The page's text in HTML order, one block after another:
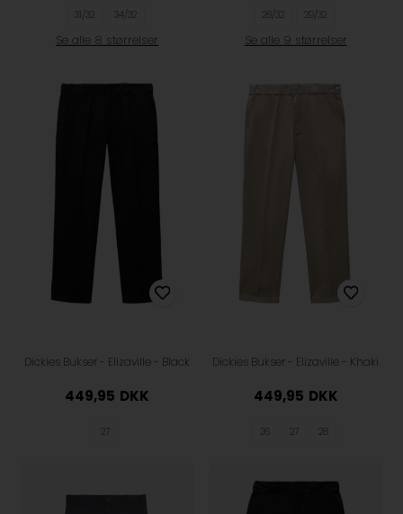
31/32 34/32
Se alle 8 størrelser
28/32 29/32
Se alle 9 størrelser
Dickies Bukser - Elizaville - Black
449,95 DKK
27
Dickies Bukser - Elizaville - Khaki
449,95 DKK
26 27 28